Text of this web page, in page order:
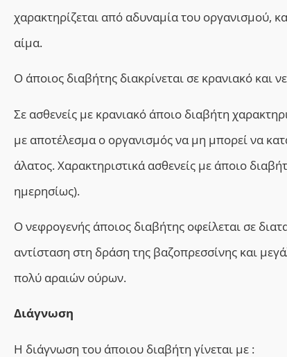
χαρακτηρίζεται από αδυναμία του οργανισμού,
αίμα.
Ο άποιος διαβήτης διακρίνεται σε κρανιακό και
Σε ασθενείς με κρανιακό άποιο διαβήτη
με αποτέλεσμα ο οργανισμός να μη μπορεί να
άλατος. Χαρακτηριστικά ασθενείς με άποιο
ημερησίως).
Ο νεφρογενής άποιος διαβήτης οφείλεται σε
αντίσταση στη δράση της βαζοπρεσσίνης και
πολύ αραιών ούρων.
Διάγνωση
Η διάγνωση του άποιου διαβήτη γίνεται με :